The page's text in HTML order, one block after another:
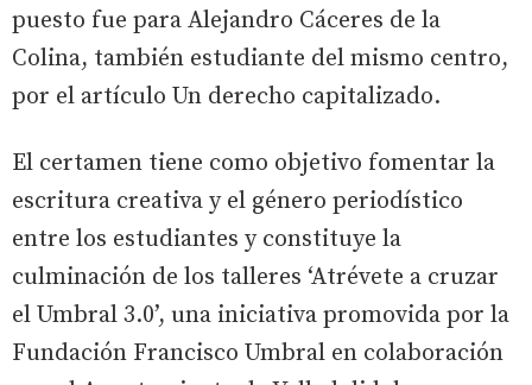
puesto fue para Alejandro Cáceres de la
Colina, también estudiante del mismo centro,
por el artículo Un derecho capitalizado.
El certamen tiene como objetivo fomentar la
escritura creativa y el género periodístico
entre los estudiantes y constituye la
culminación de los talleres ‘Atrévete a cruzar
el Umbral 3.0’, una iniciativa promovida por la
Fundación Francisco Umbral en colaboración